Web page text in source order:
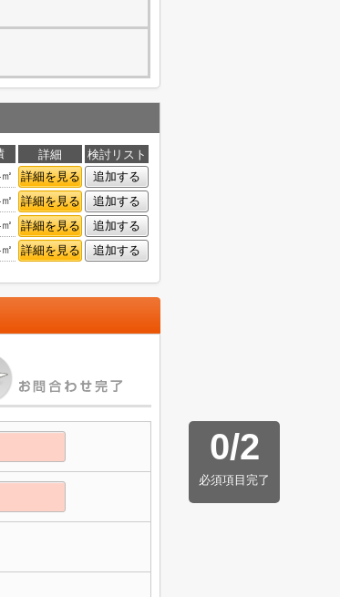
詳細
検討リスト
詳細を見る
追加する
詳細を見る
追加する
詳細を見る
追加する
詳細を見る 追加する
0/2
必須項目完了